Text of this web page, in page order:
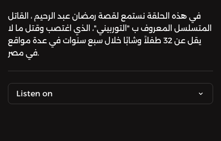
في هذه الحلقة نستمع لقصة رمضان عبد الرحيم ، القاتل
المتسلسل المعروف ب "التوربيني"، الذي اغتصب وقتل ما لا
يقل عن 32 طفلاً وشابًا خلال سبع سنوات في عدة مواقع
في مصر.
Listen on